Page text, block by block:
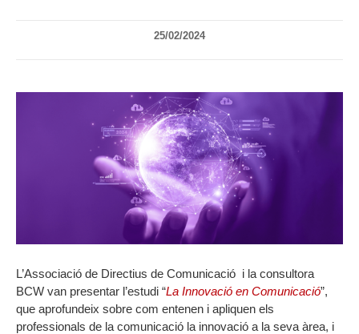
25/02/2024
L’Associació de Directius de Comunicació i la consultora
BCW van presentar l’estudi “La Innovació en Comunicació”,
que aprofundeix sobre com entenen i apliquen els
professionals de la comunicació la innovació a la seva àrea, i